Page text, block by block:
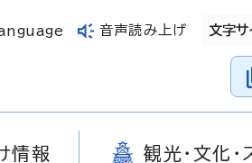
音声読み上げ 文字サ
情報 観光・文化・